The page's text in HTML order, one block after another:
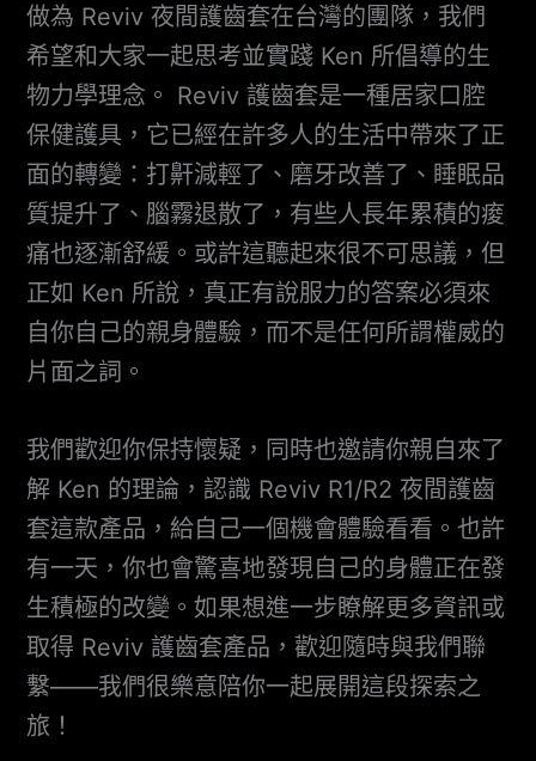
做為 Reviv 夜間護齒套在台灣的團隊，我們
希望和大家一起思考並實踐 Ken 所倡導的生
物力學理念。 Reviv 護齒套是一種居家口腔
保健護具，它已經在許多人的生活中帶來了正
面的轉變：打鼾減輕了、磨牙改善了、睡眠品
質提升了、腦霧退散了，有些人長年累積的痠
痛也逐漸舒緩。或許這聽起來很不可思議，但
正如 Ken 所說，真正有說服力的答案必須來
自你自己的親身體驗，而不是任何所謂權威的
片面之詞。
我們歡迎你保持懷疑，同時也邀請你親自來了
解 Ken 的理論，認識 Reviv R1/R2 夜間護齒
套這款產品，給自己一個機會體驗看看。也許
有一天，你也會驚喜地發現自己的身體正在發
生積極的改變。如果想進一步瞭解更多資訊或
取得 Reviv 護齒套產品，歡迎隨時與我們聯
繫——我們很樂意陪你一起展開這段探索之
旅！